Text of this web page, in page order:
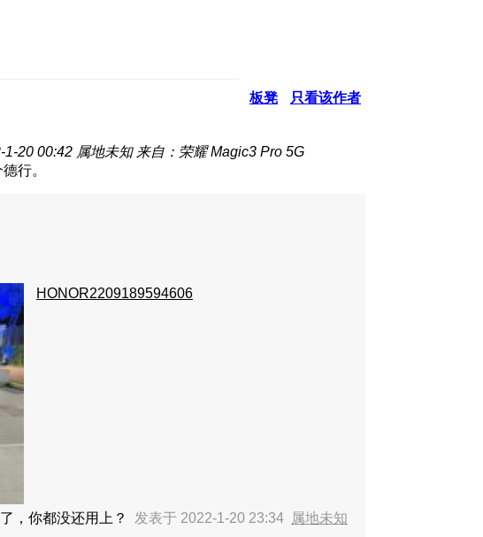
板凳 只看该作者
1-20 00:42 属地未知 来自：荣耀 Magic3 Pro 5G
行。
HONOR2209189594606
，你都没还用上？ 发表于 2022-1-20 23:34 属地未知